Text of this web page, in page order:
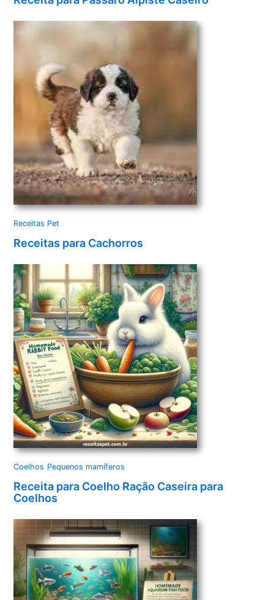
Receitas Pet
Receitas para Cachorros
Coelhos Pequenos mamíferos
Receita para Coelho Ração Caseira para
Coelhos